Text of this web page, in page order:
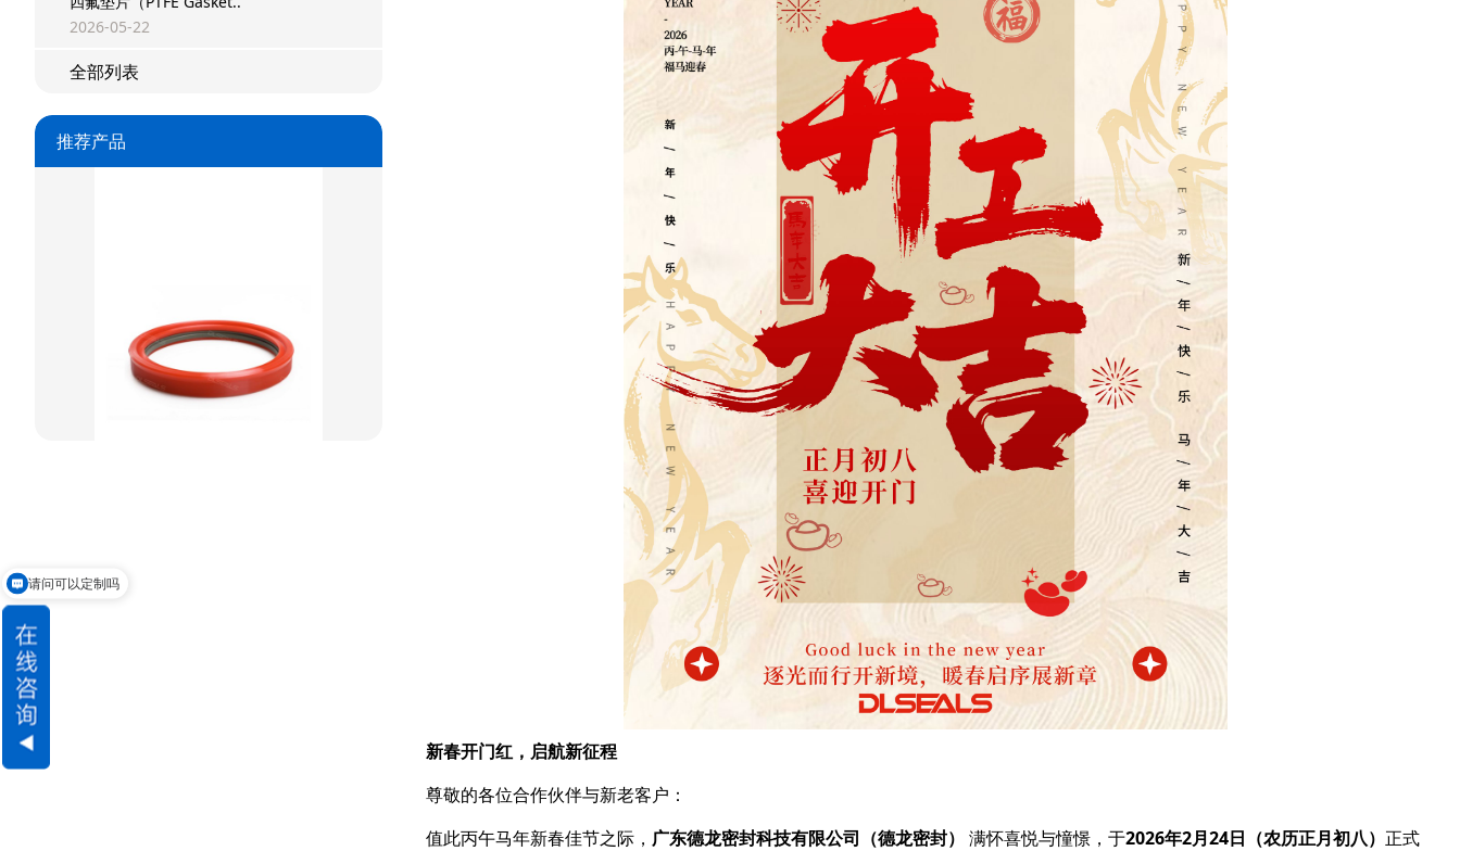
2026-05-22
全部列表
推荐产品
星型双O组合
阶梯组合封
新春开门红，启航新征程
尊敬的各位合作伙伴与新老客户：
值此丙午马年新春佳节之际， 广东德龙密封科技有限公司（德龙密封） ​ 满怀喜悦与憧憬，于2026年2月24日（农历正月初八） 正式
请问可以定制吗
能不能先发小样